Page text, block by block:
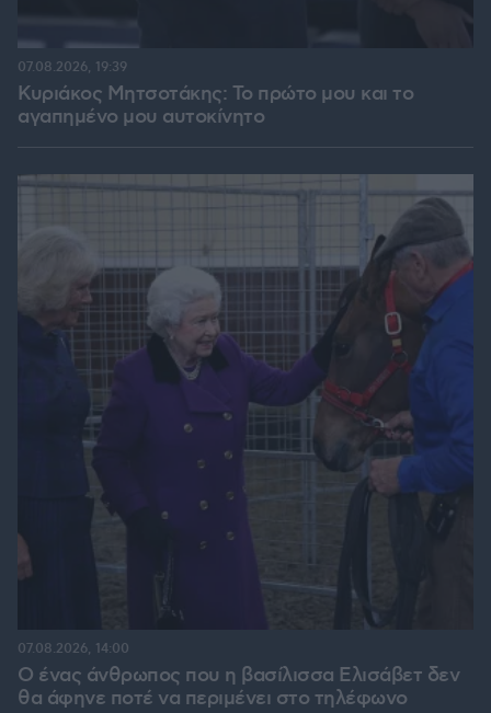
Κυριάκος Μητσοτάκης: Το πρώτο μου και το
αγαπημένο μου αυτοκίνητο
07.08.2026, 19:39
Ο ένας άνθρωπος που η βασίλισσα Ελισάβετ δεν
θα άφηνε ποτέ να περιμένει στο τηλέφωνο
07.08.2026, 14:00